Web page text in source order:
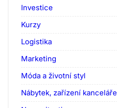
Investice
Kurzy
Logistika
Marketing
Móda a životní styl
Nábytek, zařízení kanceláře